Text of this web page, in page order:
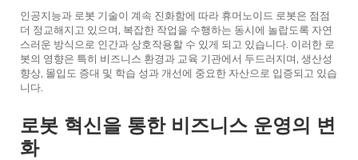
인공지능과 로봇 기술이 계속 진화함에 따라 휴머노이드 로봇은 점점
더 정교해지고 있으며, 복잡한 작업을 수행하는 동시에 놀랍도록 자연
스러운 방식으로 인간과 상호작용할 수 있게 되고 있습니다. 이러한 로
봇의 영향은 특히 비즈니스 환경과 교육 기관에서 두드러지며, 생산성
향상, 몰입도 증대 및 학습 성과 개선에 중요한 자산으로 입증되고 있습
니다.
로봇 혁신을 통한 비즈니스 운영의 변
화